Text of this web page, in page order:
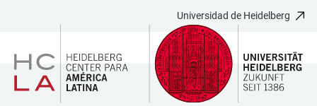
LINKS
MAIN
CONTENT
NAVIGATION
FORM
Universidad de Heidelberg